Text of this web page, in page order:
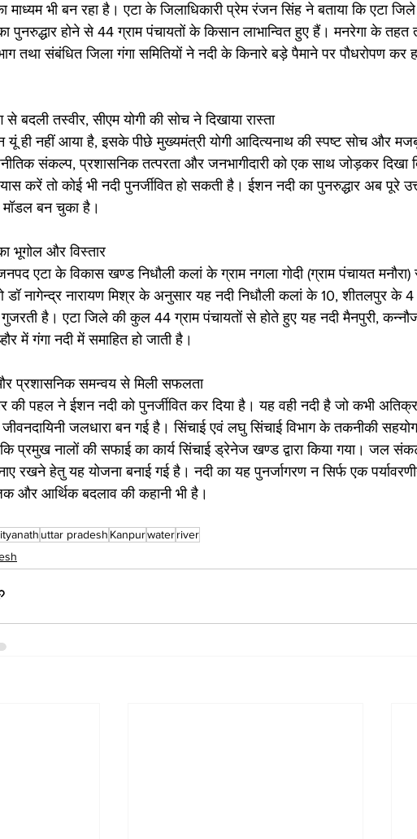
माध्यम भी बन रहा है। एटा के जिलाधिकारी प्रेम रंजन सिंह ने बताया कि एटा
पुनरुद्धार होने से 44 ग्राम पंचायतों के किसान लाभान्वित हुए हैं। मनरेगा के तहत
तथा संबंधित जिला गंगा समितियों ने नदी के किनारे बड़े पैमाने पर पौधरोपण कर
बदली तस्वीर, सीएम योगी की सोच ने दिखाया रास्ता
यूं ही नहीं आया है, इसके पीछे मुख्यमंत्री योगी आदित्यनाथ की स्पष्ट सोच और
संकल्प, प्रशासनिक तत्परता और जनभागीदारी को एक साथ जोड़कर दिखा
करें तो कोई भी नदी पुनर्जीवित हो सकती है। ईशन नदी का पुनरुद्धार अब पूरे
मॉडल बन चुका है।
भूगोल और विस्तार
एटा के विकास खण्ड निधौली कलां के ग्राम नगला गोदी (ग्राम पंचायत
डॉ नागेन्द्र नारायण मिश्र के अनुसार यह नदी निधौली कलां के 10, शीतलपुर
है। एटा जिले की कुल 44 ग्राम पंचायतों से होते हुए यह नदी मैनपुरी,
में गंगा नदी में समाहित हो जाती है।
प्रशासनिक समन्वय से मिली सफलता
की पहल ने ईशन नदी को पुनर्जीवित कर दिया है। यह वही नदी है जो कभी
जलधारा बन गई है। सिंचाई एवं लघु सिंचाई विभाग के तकनीकी
प्रमुख नालों की सफाई का कार्य सिंचाई ड्रेनेज खण्ड द्वारा किया गया। जल
रखने हेतु यह योजना बनाई गई है। नदी का यह पुनर्जागरण न सिर्फ एक
और आर्थिक बदलाव की कहानी भी है।
uttar pradesh Kanpurwaterriver